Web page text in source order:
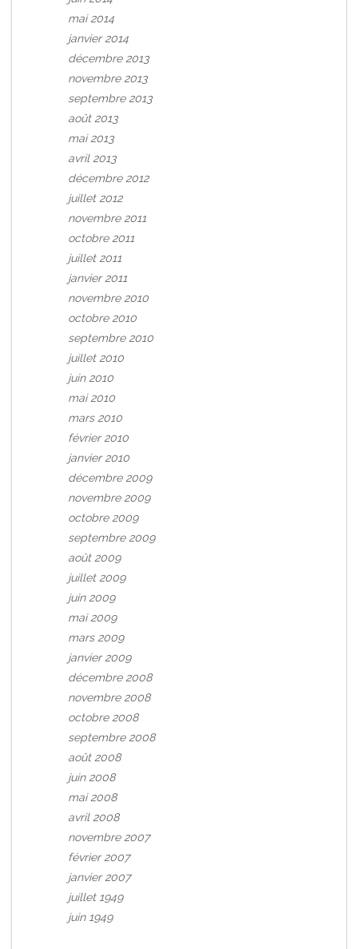
mai 2014
janvier 2014
décembre 2013
novembre 2013
septembre 2013
août 2013
mai 2013
avril 2013
décembre 2012
juillet 2012
novembre 2011
octobre 2011
juillet 2011
janvier 2011
novembre 2010
octobre 2010
septembre 2010
juillet 2010
juin 2010
mai 2010
mars 2010
février 2010
janvier 2010
décembre 2009
novembre 2009
octobre 2009
septembre 2009
août 2009
juillet 2009
juin 2009
mai 2009
mars 2009
janvier 2009
décembre 2008
novembre 2008
octobre 2008
septembre 2008
août 2008
juin 2008
mai 2008
avril 2008
novembre 2007
février 2007
janvier 2007
juillet 1949
juin 1949